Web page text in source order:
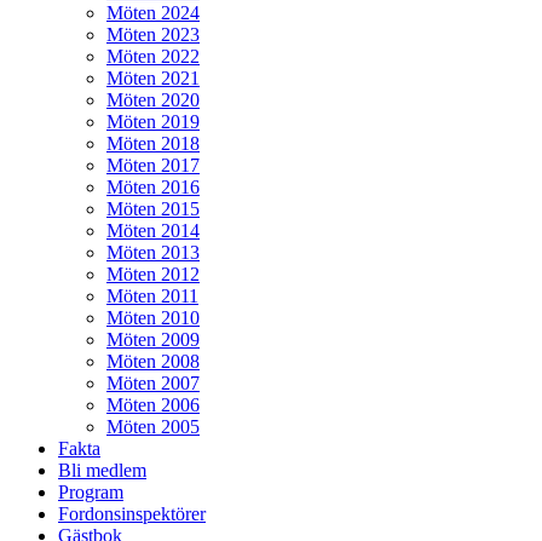
Möten 2024
Möten 2023
Möten 2022
Möten 2021
Möten 2020
Möten 2019
Möten 2018
Möten 2017
Möten 2016
Möten 2015
Möten 2014
Möten 2013
Möten 2012
Möten 2011
Möten 2010
Möten 2009
Möten 2008
Möten 2007
Möten 2006
Möten 2005
Fakta
Bli medlem
Program
Fordonsinspektörer
Gästbok